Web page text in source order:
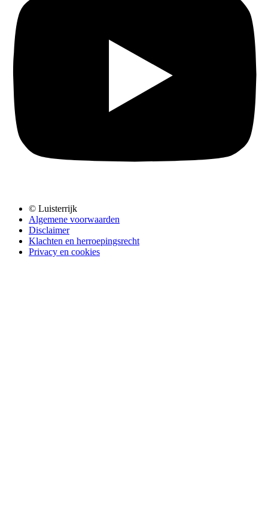
© Luisterrijk
Algemene voorwaarden
Disclaimer
Klachten en herroepingsrecht
Privacy en cookies